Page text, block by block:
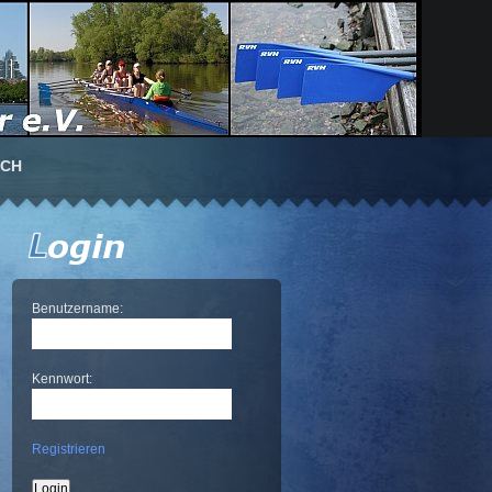
Benutzername:
Kennwort:
Registrieren